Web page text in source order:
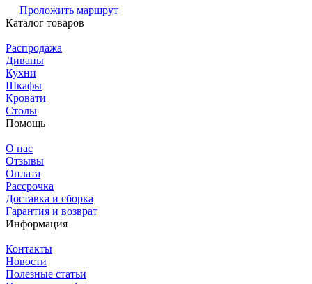
Проложить маршрут
Каталог товаров
Распродажа
Диваны
Кухни
Шкафы
Кровати
Столы
Помощь
О нас
Отзывы
Оплата
Рассрочка
Доставка и сборка
Гарантия и возврат
Информация
Контакты
Новости
Полезные статьи